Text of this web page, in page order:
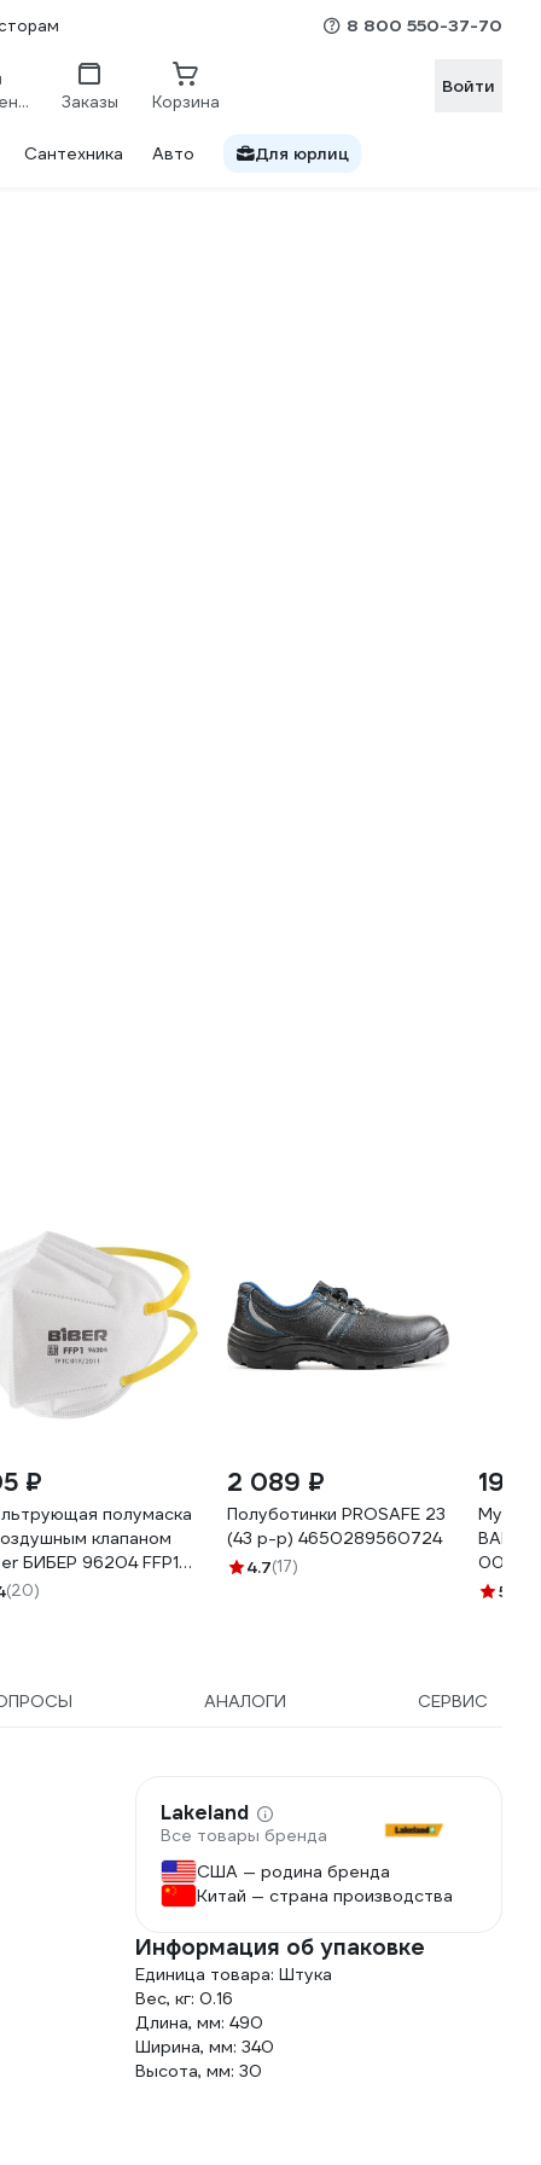
8 800 550-37-70
Сравнение Заказы Корзина
Войти
Сантехника Авто Для юрлиц
₽
полумаска
клапаном
БИБЕР 96204 FFP1
205897
(20)
2 089 ₽
Полуботинки PROSAFE 23
(43 р-р) 4650289560724
4.7(17)
199
000
5
АНАЛОГИ СЕРВИС
Lakeland
Все товары бренда
США — родина бренда
Китай — страна производства
Информация об упаковке
Единица товара: Штука
Вес, кг: 0.16
Длина, мм: 490
Ширина, мм: 340
Высота, мм: 30